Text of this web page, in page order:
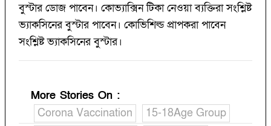
বুস্টার ডোজ পাবেন। কোভ্যাক্সিন টিকা নেওয়া ব্যক্তিরা সংশ্লিষ্ট
ভ্যাকসিনের বুস্টার পাবেন। কোভিশিল্ড প্রাপকরা পাবেন
সংশ্লিষ্ট ভ্যাকসিনের বুস্টার।
More Stories On :
Corona Vaccination
15-18Age Group